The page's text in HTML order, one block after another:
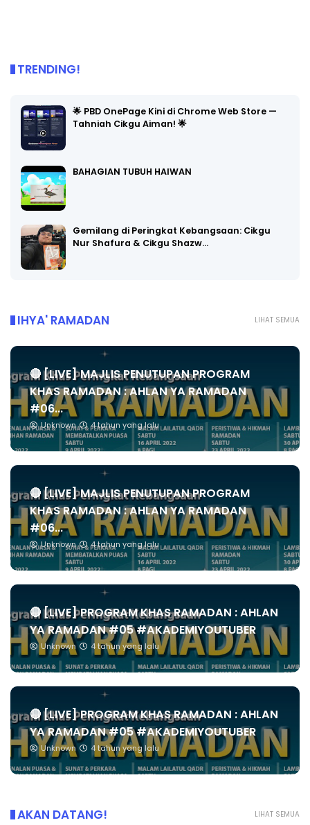
TRENDING!
🌟 PBD OnePage Kini di Chrome Web Store —
Tahniah Cikgu Aiman! 🌟
BAHAGIAN TUBUH HAIWAN
Gemilang di Peringkat Kebangsaan: Cikgu
Nur Shafura & Cikgu Shazw…
LIHAT SEMUA
IHYA' RAMADAN
🔴 [LIVE] MAJLIS PENUTUPAN PROGRAM
KHAS RAMADAN : AHLAN YA RAMADAN
#06...
Unknown 4 tahun yang lalu
🔴 [LIVE] MAJLIS PENUTUPAN PROGRAM
KHAS RAMADAN : AHLAN YA RAMADAN
#06...
Unknown 4 tahun yang lalu
🔴 [LIVE] PROGRAM KHAS RAMADAN : AHLAN
YA RAMADAN #05 #AKADEMIYOUTUBER
Unknown 4 tahun yang lalu
🔴 [LIVE] PROGRAM KHAS RAMADAN : AHLAN
YA RAMADAN #05 #AKADEMIYOUTUBER
Unknown 4 tahun yang lalu
LIHAT SEMUA
AKAN DATANG!